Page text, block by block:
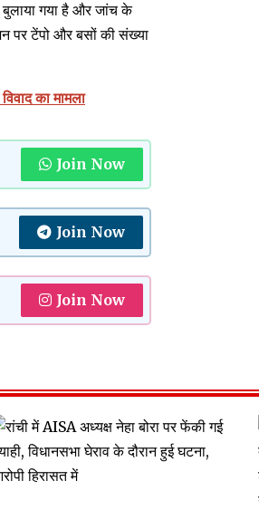
बुलाया गया है और जांच के
पर टेंपो और बसों की संख्या
का मामला
Join Now
Join Now
Join Now